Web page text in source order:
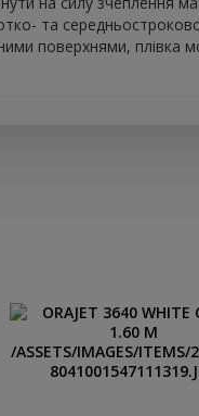
та
поверхнями, плівка